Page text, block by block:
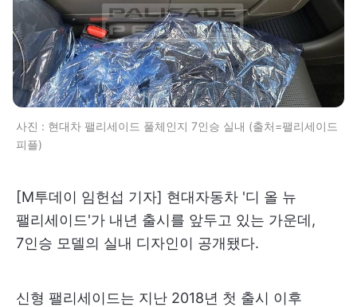
사진 : 현대차 팰리세이드 풀체인지 7인승 실내 (출처=팰리세이드
피플)
[M투데이 임헌섭 기자] 현대자동차 '디 올 뉴
팰리세이드'가 내년 출시를 앞두고 있는 가운데,
7인승 모델의 실내 디자인이 공개됐다.
신형 팰리세이드는 지난 2018년 첫 출시 이후